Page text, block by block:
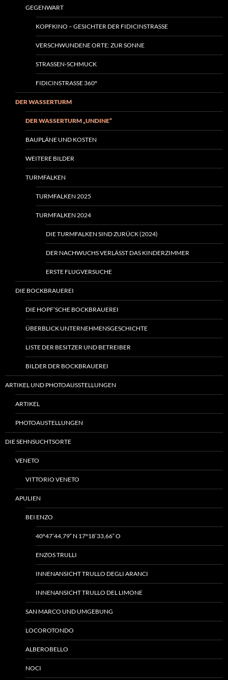
GEGENWART
KOPFKINO – GESICHTER DER FIDICINSTRASSE
VERSCHWUNDENE ORTE: ZUR SONNE
STRASSEN-SCHMUCK
FIDICINSTRASSE 360°
DER WASSERTURM
DER WASSERTURM „UNDINE“
BAUPLÄNE UND KOSTEN
WEITERE BILDER
TURMFALKEN
TURMFALKEN 2025
TURMFALKEN 2024
DIE TURMFALKEN SIND ZURÜCK (2024)
DER NACHWUCHS VERLÄSST DAS KINDERZIMMER
ERSTE FLUGVERSUCHE
DIE BOCKBRAUEREI
DIE HOPF’SCHE BOCKBRAUEREI
ÜBERBLICK UNTERNEHMENSGESCHICHTE
LISTE DER BESITZER UND BETREIBER
BILDER DER BOCKBRAUEREI
ARTIKEL UND PHOTOAUSSTELLUNGEN
ARTIKEL
PHOTOAUSTELLUNGEN
DIE SEHNSUCHTSORTE
VENETO
VITTORIO VENETO
APULIEN
BEI ENZO
40°47’44,79“ N 17°18’33,66“ O
ENZOS TRULLI
INNENANSICHT TRULLO DEGLI ARANCI
INNENANSICHT TRULLO DEL LIMONE
SAN MARCO UND UMGEBUNG
LOCOROTONDO
ALBEROBELLO
NOCI